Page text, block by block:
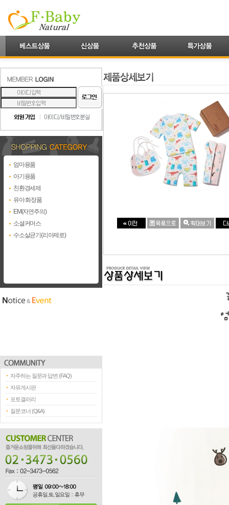
엄마용품
아기용품
친환경세제
유아 화장품
EM(자연주의)
소셜커머스
수소살균기(리아제로)
자주하는 질문과 답변 (FAQ)
자유게시판
포토갤러리
질문코너 (Q&A)